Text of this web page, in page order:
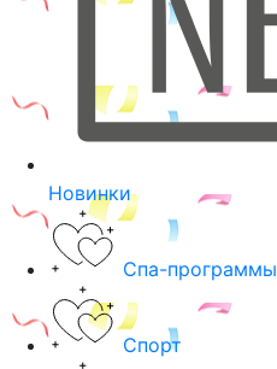
Новинки
Спа-программы
Спорт